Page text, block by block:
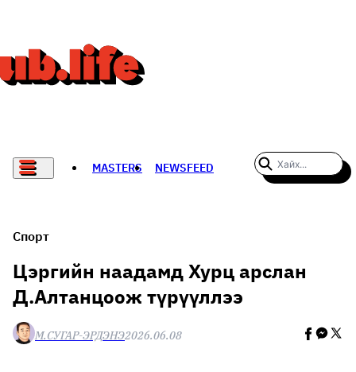
MASTERS NEWSFEED
THE NEW YORK TIMES
НАДАД НЭГ САНАЛ БАЙНА
Спорт
Цэргийн наадамд Хурц арслан
Д.Алтанцоож түрүүллээ
М.СУГАР-ЭРДЭНЭ2026.06.08